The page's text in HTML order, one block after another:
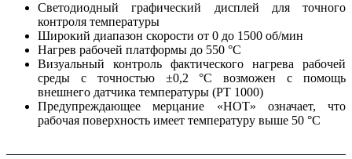
Светодиодный графический дисплей для точного
контроля температуры
Широкий диапазон скорости от 0 до 1500 об/мин
Нагрев рабочей платформы до 550 °C
Визуальный контроль фактического нагрева рабочей
среды с точностью ±0,2 °C возможен с помощь
внешнего датчика температуры (PT 1000)
Предупреждающее мерцание «HOT» означает, что
рабочая поверхность имеет температуру выше 50 °C